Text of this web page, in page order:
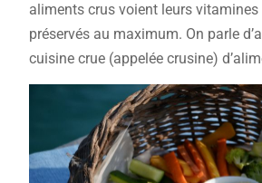
aliments crus voient leurs
préservés au maximum. On parle
cuisine crue (appelée crusine)